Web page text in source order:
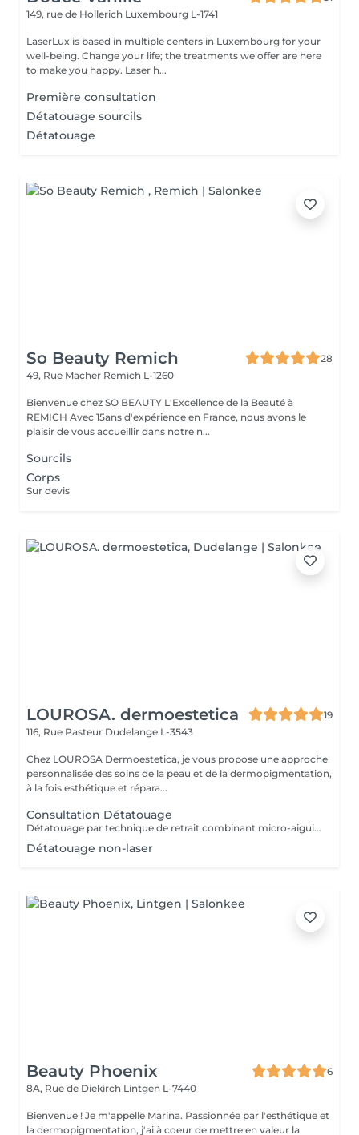
149, rue de Hollerich Luxembourg L-1741
LaserLux is based in multiple centers in Luxembourg for your
well-being. Change your life; the treatments we offer are here
to make you happy. Laser h...
Première consultation
Détatouage sourcils
Détatouage
So Beauty Remich
28
49, Rue Macher Remich L-1260
Bienvenue chez SO BEAUTY L'Excellence de la Beauté à
REMICH Avec 15ans d'expérience en France, nous avons le
plaisir de vous accueillir dans notre n...
Sourcils
Corps
Sur devis
LOUROSA. dermoestetica
19
116, Rue Pasteur Dudelange L-3543
Chez LOUROSA Dermoestetica, je vous propose une approche
personnalisée des soins de la peau et de la dermopigmentation,
à la fois esthétique et répara...
Consultation Détatouage
Détatouage par technique de retrait combinant micro-aiguilletage et solution spécifique, adaptée aux pigments difficiles à traiter au laser . La consultation est requise.
Détatouage non-laser
Beauty Phoenix
6
8A, Rue de Diekirch Lintgen L-7440
Bienvenue ! Je m'appelle Marina. Passionnée par l'esthétique et
la dermopigmentation, j'ai à coeur de mettre en valeur la